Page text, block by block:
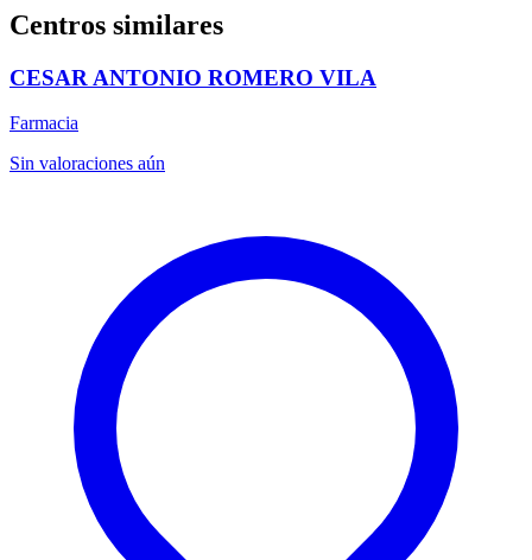
Centros similares
CESAR ANTONIO ROMERO VILA
Farmacia
Sin valoraciones aún